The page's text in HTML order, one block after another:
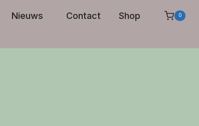
Nieuws Contact Shop 0